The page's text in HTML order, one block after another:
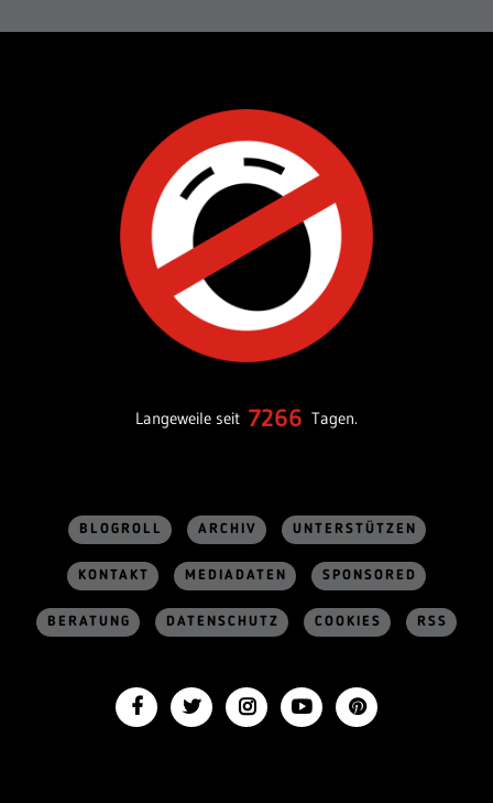
Langeweile seit 7266 Tagen.
BLOGROLL ARCHIV UNTERSTÜTZEN
KONTAKT MEDIADATEN SPONSORED
BERATUNG DATENSCHUTZ COOKIES RSS